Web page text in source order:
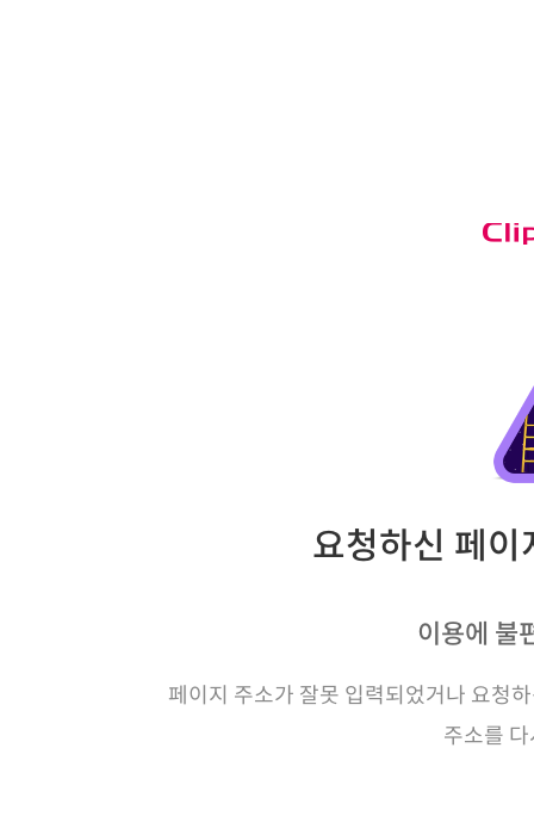
요청하신 페
이용에 불
페이지 주소가 잘못 입력되었거나 요청
주소를